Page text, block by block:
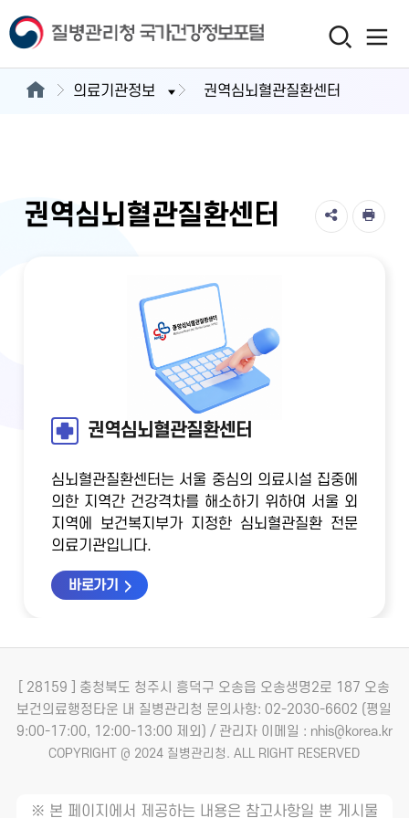
의료기관정보 권역심뇌혈관질환센터
권역심뇌혈관질환센터
권역심뇌혈관질환센터
심뇌혈관질환센터는 서울 중심의 의료시설 집중에
의한 지역간 건강격차를 해소하기 위하여 서울 외
지역에 보건복지부가 지정한 심뇌혈관질환 전문
의료기관입니다.
바로가기
[ 28159 ] 충청북도 청주시 흥덕구 오송읍 오송생명2로 187 오송
보건의료행정타운 내 질병관리청 문의사항: 02-2030-6602 (평일
9:00-17:00, 12:00-13:00 제외) / 관리자 이메일 : nhis@korea.kr
COPYRIGHT @ 2024 질병관리청. ALL RIGHT RESERVED
※ 본 페이지에서 제공하는 내용은 참고사항일 뿐 게시물